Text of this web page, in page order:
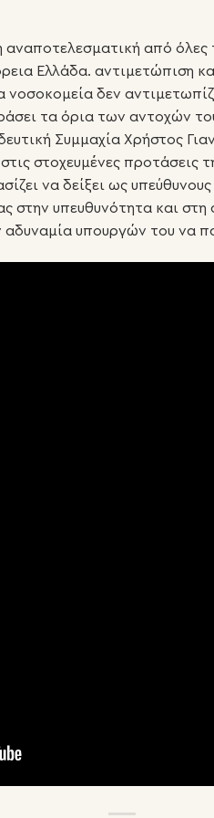
από όλες
Ελλάδα. αντιμετώπιση
δεν
τα όρια των αντοχών
Συμμαχία Χρήστος
στοχευμένες προτάσεις
να δείξει ως
στην υπευθυνότητα και
υπουργών του να